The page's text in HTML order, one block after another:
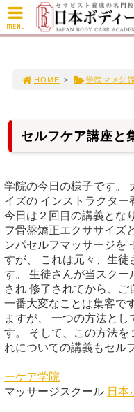
HOME > 学院マメ知識
セルフケア講座と
学院の今日の様子です。
イズの インストラクター
今日は２回目の講義とな
フ骨盤矯正エクササイズ
ンパセルフマッサージを
すが、 これは元々、生
す。 生徒さんが当スク
され 修了されてから、ご
一番大変なことは集客で
ますが、 一つの方法と
す。 そして、この方法を
れについての講義もセル
ーケア学院
マッサージスクール 日本
MENU